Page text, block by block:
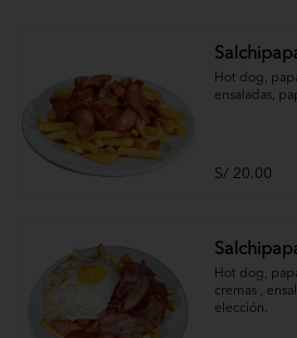
Hot dog,
ensaladas,
S/ 20.00
Hot dog,
cremas ,
elección.